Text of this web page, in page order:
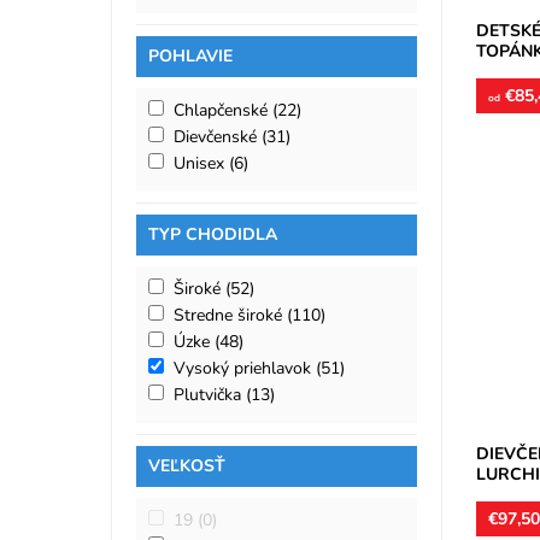
od
€97,50
POHLAVIE
Chlapčenské (22)
Dievčenské (31)
Unisex (6)
TYP CHODIDLA
Široké (52)
Stredne široké (110)
Úzke (48)
Vysoký priehlavok (51)
Plutvička (13)
VEĽKOSŤ
19 (0)